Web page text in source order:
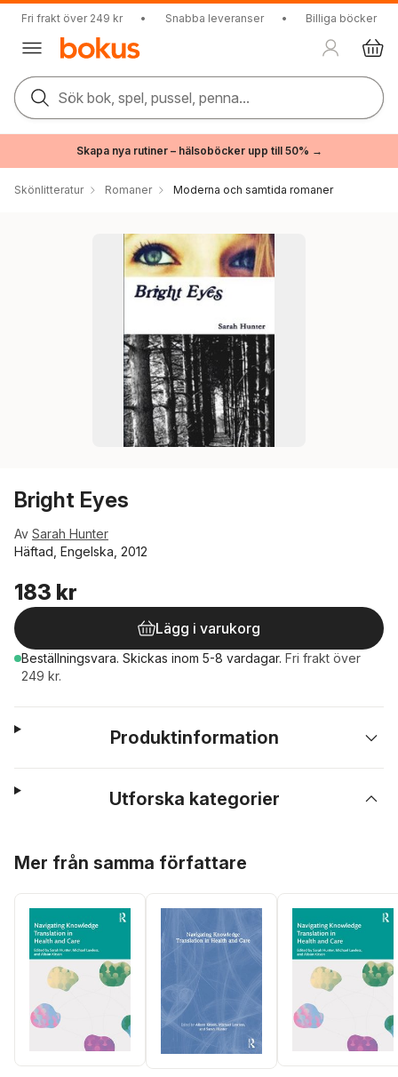
Fri frakt över 249 kr • Snabba leveranser • Billiga böcker
Sök bok, spel, pussel, penna...
Skapa nya rutiner – hälsoböcker upp till 50% →
Skönlitteratur Romaner Moderna och samtida romaner
Bright Eyes
Av Sarah Hunter
Häftad, Engelska, 2012
183 kr
Lägg i varukorg
Beställningsvara. Skickas inom 5-8 vardagar. Fri frakt över
249 kr.
Produktinformation
Utforska kategorier
Mer från samma författare